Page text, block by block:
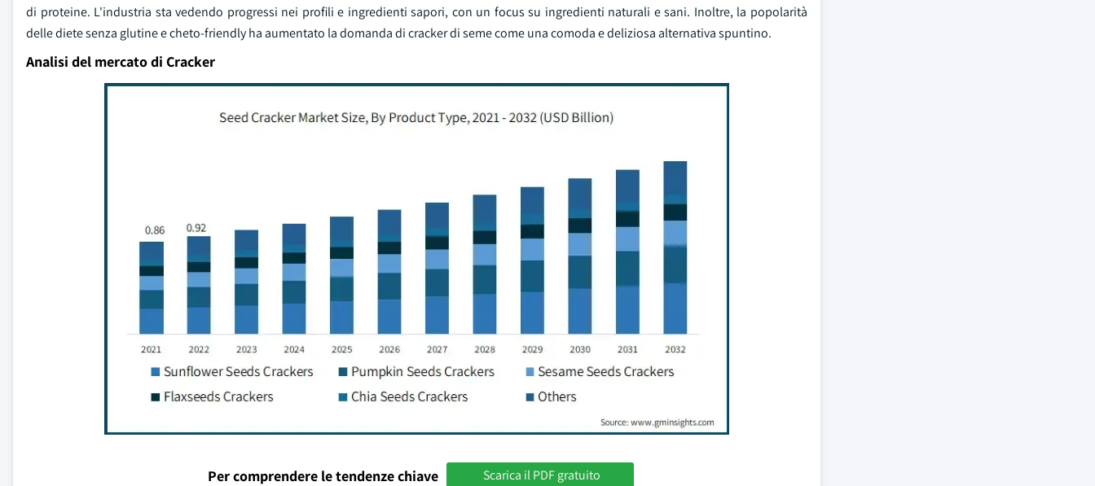
di proteine. L'industria sta vedendo progressi nei profili e ingredienti sapori, con un focus su ingredienti naturali e sani. Inoltre, la popolarità
delle diete senza glutine e cheto-friendly ha aumentato la domanda di cracker di seme come una comoda e deliziosa alternativa spuntino.
Analisi del mercato di Cracker
Per comprendere le tendenze chiave Scarica il PDF gratuito